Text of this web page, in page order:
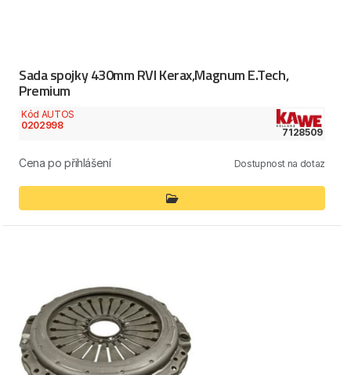
Sada spojky 430mm RVI Kerax,Magnum E.Tech,
Premium
Kód AUTOS
0202998
7128509
Cena po přihlášení Dostupnost na dotaz